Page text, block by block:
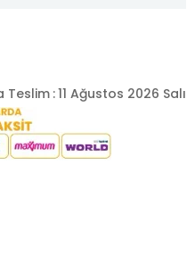
Teslim:11 Ağustos 2026 Salı